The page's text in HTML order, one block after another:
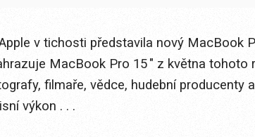
v tichosti představila nový MacBook
MacBook Pro 15 " z května tohoto
filmaře, vědce, hudební producenty
výkon . . .